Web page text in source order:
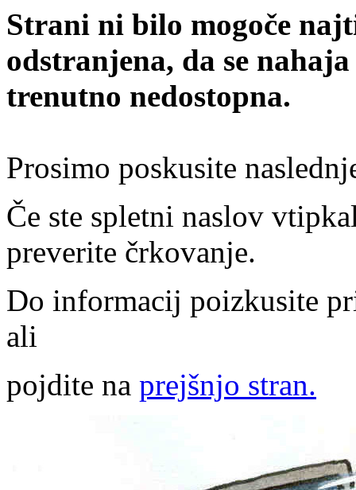
Strani ni bilo mogoče
odstranjena, da se
trenutno nedostopna.
Prosimo poskusite
Če ste spletni naslov
preverite črkovanje.
Do informacij poizkusite
ali
pojdite na prejšnjo stran.